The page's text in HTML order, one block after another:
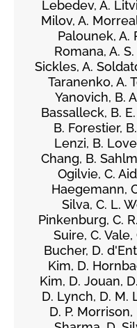
Lebedev, A.
Milov, A.
Palounek, A.
Romana, A.
Sickles, A.
Taranenko, A.
Yanovich, B.
Bassalleck, B.
B. Forestier,
Lenzi, B.
Chang, B.
Ogilvie, C.
Haegemann,
Silva, C. L.
Pinkenburg, C.
Suire, C. Vale,
Bucher, D.
Kim, D.
Kim, D. Jouan,
D. Lynch, D. M.
D. P. Morrison,